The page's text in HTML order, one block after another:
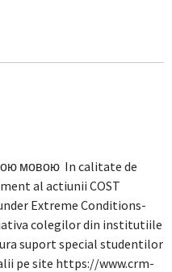
мовою In calitate de
al actiunii COST
Extreme Conditions-
colegilor din institutiile
suport special studentilor
pe site https://www.crm-